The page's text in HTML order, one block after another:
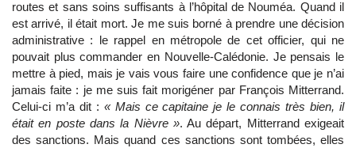
routes et sans soins suffisants à l’hôpital de Nouméa. Quand il
est arrivé, il était mort. Je me suis borné à prendre une décision
administrative : le rappel en métropole de cet officier, qui ne
pouvait plus commander en Nouvelle-Calédonie. Je pensais le
mettre à pied, mais je vais vous faire une confidence que je n’ai
jamais faite : je me suis fait morigéner par François Mitterrand.
Celui-ci m’a dit : « Mais ce capitaine je le connais très bien, il
était en poste dans la Nièvre ». Au départ, Mitterrand exigeait
des sanctions. Mais quand ces sanctions sont tombées, elles